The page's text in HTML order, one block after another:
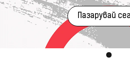
Пазарувай